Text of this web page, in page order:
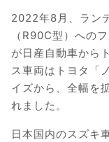
2022年8月、ラン
（R90C型）への
が日産自動車から
ス車両はトヨタ「
イズから、全幅を
れました。
日本国内のスズキ